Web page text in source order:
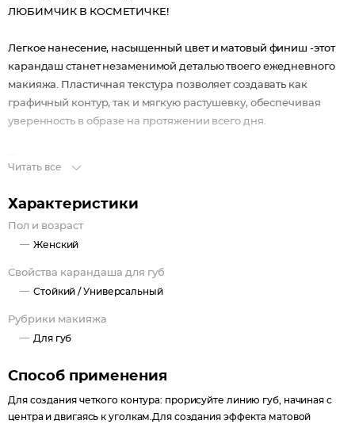
ЛЮБИМЧИК В КОСМЕТИЧКЕ!
Легкое нанесение, насыщенный цвет и матовый финиш -этот
карандаш станет незаменимой деталью твоего ежедневного
макияжа. Пластичная текстура позволяет создавать как
графичный контур, так и мягкую растушевку, обеспечивая
уверенность в образе на протяжении всего дня.
Высокая стойкость,
Матовый финиш,
Универсальная палитра оттенков.
Карандаш обладает нежной текстурой, которая обеспечивает
мягкое скольжение и комфорт при нанесении, не утяжеляет и
позволяет варьировать плотность нанесения.
Читать все
Характеристики
Пол и возраст
Женский
Свойства карандаша для губ
Стойкий /Универсальный
Рубрики макияжа
Для губ
Способ применения
Для создания четкого контура: прорисуйте линию губ, начиная с
центра и двигаясь к уголкам.Для создания эффекта матовой